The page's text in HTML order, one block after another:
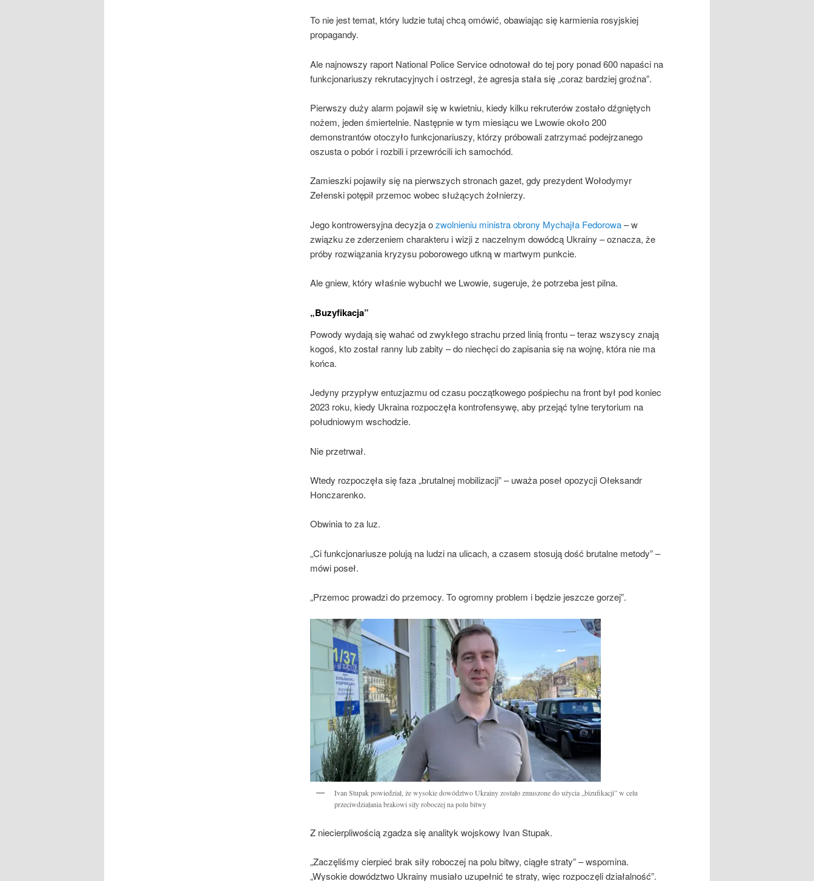
To nie jest temat, który ludzie tutaj chcą omówić, obawiając się karmienia rosyjskiej
propagandy.
Ale najnowszy raport National Police Service odnotował do tej pory ponad 600 napaści na
funkcjonariuszy rekrutacyjnych i ostrzegł, że agresja stała się „coraz bardziej groźna”.
Pierwszy duży alarm pojawił się w kwietniu, kiedy kilku rekruterów zostało dźgniętych
nożem, jeden śmiertelnie. Następnie w tym miesiącu we Lwowie około 200
demonstrantów otoczyło funkcjonariuszy, którzy próbowali zatrzymać podejrzanego
oszusta o pobór i rozbili i przewrócili ich samochód.
Zamieszki pojawiły się na pierwszych stronach gazet, gdy prezydent Wołodymyr
Zełenski potępił przemoc wobec służących żołnierzy.
Jego kontrowersyjna decyzja ozwolnieniu ministra obrony Mychajła Fedorowa– w
związku ze zderzeniem charakteru i wizji z naczelnym dowódcą Ukrainy – oznacza, że
próby rozwiązania kryzysu poborowego utkną w martwym punkcie.
Ale gniew, który właśnie wybuchł we Lwowie, sugeruje, że potrzeba jest pilna.
„Buzyfikacja”
Powody wydają się wahać od zwykłego strachu przed linią frontu – teraz wszyscy znają
kogoś, kto został ranny lub zabity – do niechęci do zapisania się na wojnę, która nie ma
końca.
Jedyny przypływ entuzjazmu od czasu początkowego pośpiechu na front był pod koniec
2023 roku, kiedy Ukraina rozpoczęła kontrofensywę, aby przejąć tylne terytorium na
południowym wschodzie.
Nie przetrwał.
Wtedy rozpoczęła się faza „brutalnej mobilizacji” – uważa poseł opozycji Ołeksandr
Honczarenko.
Obwinia to za luz.
„Ci funkcjonariusze polują na ludzi na ulicach, a czasem stosują dość brutalne metody” –
mówi poseł.
„Przemoc prowadzi do przemocy. To ogromny problem i będzie jeszcze gorzej”.
Ivan Stupak powiedział, że wysokie dowództwo Ukrainy zostało zmuszone do użycia „bizufikacji” w celu
przeciwdziałania brakowi siły roboczej na polu bitwy
Z niecierpliwością zgadza się analityk wojskowy Ivan Stupak.
„Zaczęliśmy cierpieć brak siły roboczej na polu bitwy, ciągłe straty” – wspomina.
„Wysokie dowództwo Ukrainy musiało uzupełnić te straty, więc rozpoczęli działalność”.